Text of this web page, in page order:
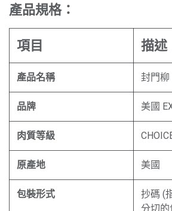
產品規格：
項目 描述
產品名稱 封門柳
品牌 美國
肉質等級
原產地 美國
包裝形式
抄碼 (
分切的